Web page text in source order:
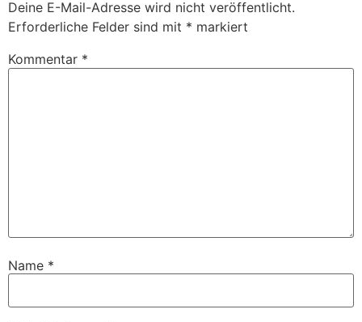
Deine E-Mail-Adresse wird nicht veröffentlicht.
Erforderliche Felder sind mit * markiert
Kommentar *
Name *